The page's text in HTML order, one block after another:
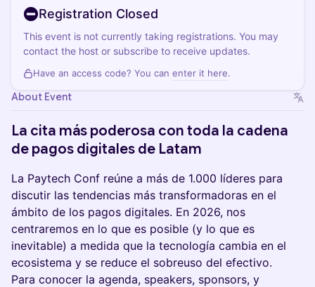
Registration Closed
This event is not currently taking registrations. You may
contact the host or subscribe to receive updates.
Have an access code? You can enter it here.
About Event
La cita más poderosa con toda la cadena
de pagos digitales de Latam
La Paytech Conf reúne a más de 1.000 líderes para
discutir las tendencias más transformadoras en el
ámbito de los pagos digitales. En 2026, nos
centraremos en lo que es posible (y lo que es
inevitable) a medida que la tecnología cambia en el
ecosistema y se reduce el sobreuso del efectivo.
Para conocer la agenda, speakers, sponsors, y